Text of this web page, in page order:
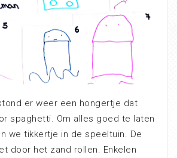
er weer een hongertje dat
spaghetti. Om alles goed te laten
we tikkertje in de speeltuin. De
door het zand rollen. Enkelen